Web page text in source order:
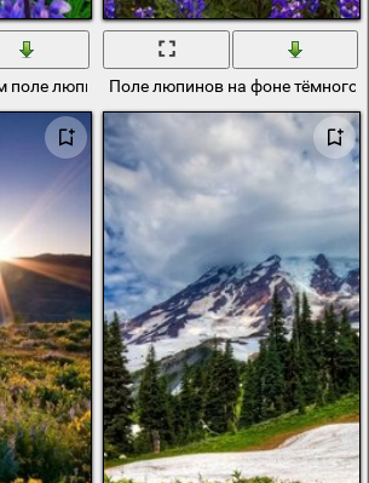
поле люпиновПоле люпинов на фоне тёмного